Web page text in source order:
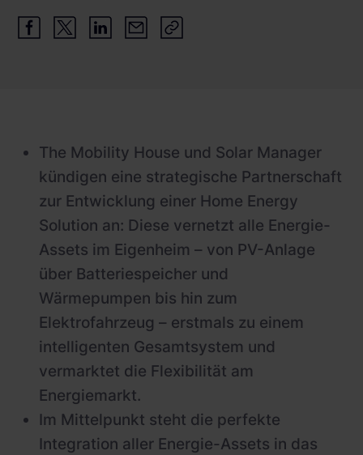
The Mobility House und Solar Manager
kündigen eine strategische Partnerschaft
zur Entwicklung einer Home Energy
Solution an: Diese vernetzt alle Energie-
Assets im Eigenheim – von PV-Anlage
über Batteriespeicher und
Wärmepumpen bis hin zum
Elektrofahrzeug – erstmals zu einem
intelligenten Gesamtsystem und
vermarktet die Flexibilität am
Energiemarkt.
Im Mittelpunkt steht die perfekte
Integration aller Energie-Assets in das